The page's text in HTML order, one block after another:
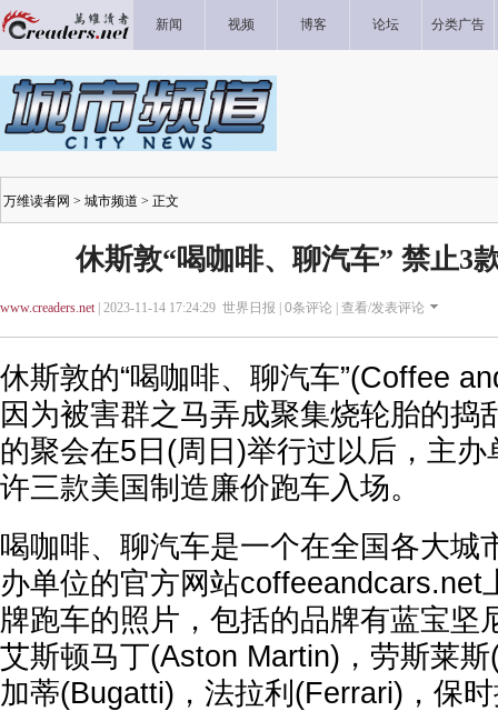
新闻 视频 博客 论坛 分类广告
万维读者网 > 城市频道 > 正文
休斯敦“喝咖啡、聊汽车” 禁止3
www.creaders.net| 2023-11-14 17:24:29 世界日报 | 0条评论 | 查看/发表评论
休斯敦的“喝咖啡、聊汽车”(Coffee
因为被害群之马弄成聚集烧轮胎的捣
的聚会在5日(周日)举行过以后，主办
许三款美国制造廉价跑车入场。
喝咖啡、聊汽车是一个在全国各大城
办单位的官方网站coffeeandcars.net
牌跑车的照片，包括的品牌有蓝宝坚
艾斯顿马丁(Aston Martin)，劳斯莱
加蒂(Bugatti)，法拉利(Ferrari)，保